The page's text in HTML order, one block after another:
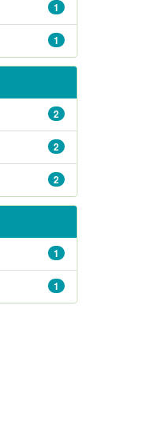
1
1
2
2
2
1
1